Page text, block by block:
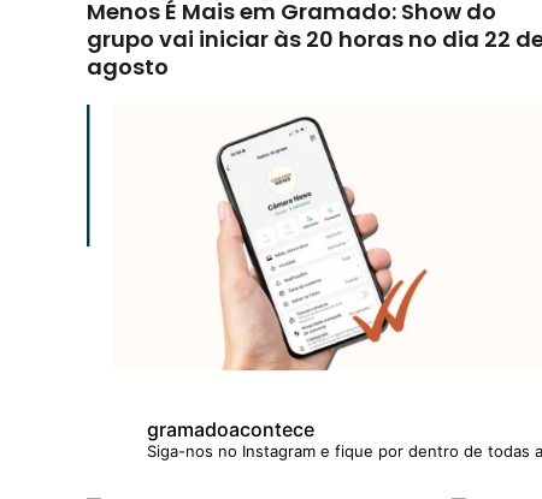
Menos É Mais em Gramado: Show do
grupo vai iniciar às 20 horas no dia 22
agosto
gramadoacontece
Siga-nos no Instagram e fique por dentro de todas